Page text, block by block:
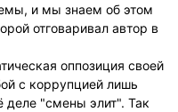
и мы знаем об этом
отговаривал автор в
оппозиция своей
с коррупцией лишь
"смены элит". Так